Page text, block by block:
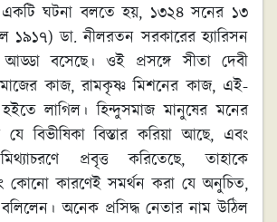
ঘটনা বলতে হয়, ১৩২৪ সনের ১৩
১৯১৭) ডা. নীলরতন সরকারের হ্যারিসন
বসেছে। ওই প্রসঙ্গে সীতা দেবী
কাজ, রামকৃষ্ণ মিশনের কাজ, এই-
লাগিল। হিন্দুসমাজ মানুষের মনের
যে বিভীষিকা বিস্তার করিয়া আছে, এবং
প্রবৃত্ত করিতেছে, তাহাকে
কারণেই সমর্থন করা যে অনুচিত,
অনেক প্রসিদ্ধ নেতার নাম উঠিল